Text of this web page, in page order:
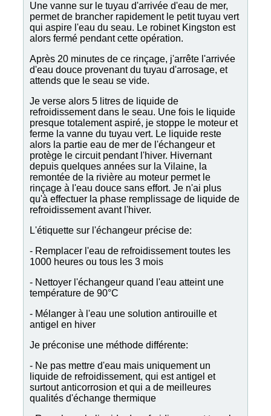
Une vanne sur le tuyau d'arrivée d'eau de mer,
permet de brancher rapidement le petit tuyau vert
qui aspire l'eau du seau. Le robinet Kingston est
alors fermé pendant cette opération.
Après 20 minutes de ce rinçage, j'arrête l'arrivée
d'eau douce provenant du tuyau d'arrosage, et
attends que le seau se vide.
Je verse alors 5 litres de liquide de
refroidissement dans le seau. Une fois le liquide
presque totalement aspiré, je stoppe le moteur et
ferme la vanne du tuyau vert. Le liquide reste
alors la partie eau de mer de l'échangeur et
protège le circuit pendant l'hiver. Hivernant
depuis quelques années sur la Vilaine, la
remontée de la rivière au moteur permet le
rinçage à l'eau douce sans effort. Je n'ai plus
qu'à effectuer la phase remplissage de liquide de
refroidissement avant l'hiver.
L'étiquette sur l'échangeur précise de:
- Remplacer l'eau de refroidissement toutes les
1000 heures ou tous les 3 mois
- Nettoyer l'échangeur quand l'eau atteint une
température de 90°C
- Mélanger à l'eau une solution antirouille et
antigel en hiver
Je préconise une méthode différente:
- Ne pas mettre d'eau mais uniquement un
liquide de refroidissement, qui est antigel et
surtout anticorrosion et qui a de meilleures
qualités d'échange thermique